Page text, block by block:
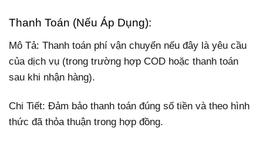
Thanh Toán (Nếu Áp Dụng):
Mô Tả: Thanh toán phí vận chuyển nếu đây là yêu cầu
của dịch vụ (trong trường hợp COD hoặc thanh toán
sau khi nhận hàng).
Chi Tiết: Đảm bảo thanh toán đúng số tiền và theo hình
thức đã thỏa thuận trong hợp đồng.